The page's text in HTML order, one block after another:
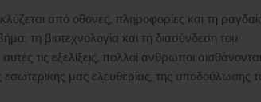
από οθόνες, πληροφορίες και τη
τη βιοτεχνολογία και τη διασύνδεση του
τις εξελίξεις, πολλοί άνθρωποι
μας ελευθερίας, της υποδούλωσης